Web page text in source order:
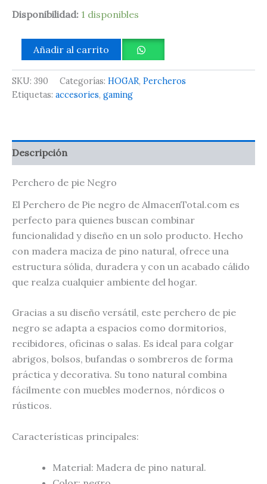
Disponibilidad: 1 disponibles
Añadir al carrito
SKU: 390 Categorías: HOGAR, Percheros
Etiquetas: accesories, gaming
Descripción
Perchero de pie Negro
El Perchero de Pie negro de AlmacenTotal.com es
perfecto para quienes buscan combinar
funcionalidad y diseño en un solo producto. Hecho
con madera maciza de pino natural, ofrece una
estructura sólida, duradera y con un acabado cálido
que realza cualquier ambiente del hogar.
Gracias a su diseño versátil, este perchero de pie
negro se adapta a espacios como dormitorios,
recibidores, oficinas o salas. Es ideal para colgar
abrigos, bolsos, bufandas o sombreros de forma
práctica y decorativa. Su tono natural combina
fácilmente con muebles modernos, nórdicos o
rústicos.
Características principales:
Material: Madera de pino natural.